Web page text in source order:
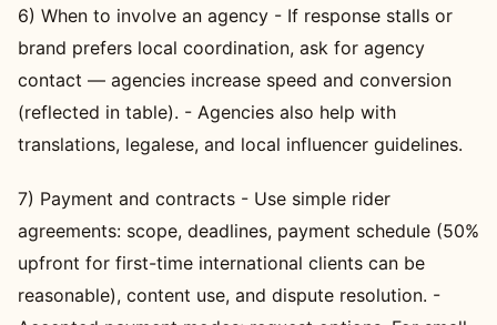
6) When to involve an agency - If response stalls or
brand prefers local coordination, ask for agency
contact — agencies increase speed and conversion
(reflected in table). - Agencies also help with
translations, legalese, and local influencer guidelines.
7) Payment and contracts - Use simple rider
agreements: scope, deadlines, payment schedule (50%
upfront for first-time international clients can be
reasonable), content use, and dispute resolution. -